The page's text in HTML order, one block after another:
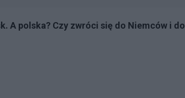
A polska? Czy zwróci się do Niemców i do